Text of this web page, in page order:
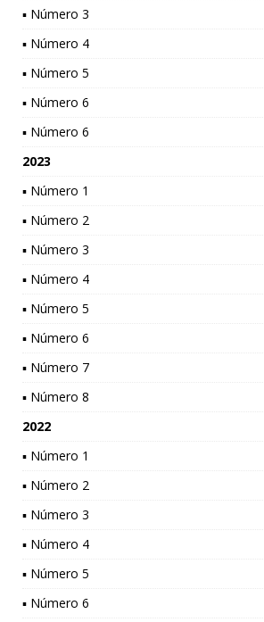
▪ Número 3
▪ Número 4
▪ Número 5
▪ Número 6
▪ Número 6
2023
▪ Número 1
▪ Número 2
▪ Número 3
▪ Número 4
▪ Número 5
▪ Número 6
▪ Número 7
▪ Número 8
2022
▪ Número 1
▪ Número 2
▪ Número 3
▪ Número 4
▪ Número 5
▪ Número 6